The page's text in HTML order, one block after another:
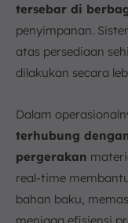
tersebar di
penyimpanan.
atas persediaan
dilakukan secara
Dalam
terhubung
pergerakan
real-time
bahan baku,
menjaga efisiensi